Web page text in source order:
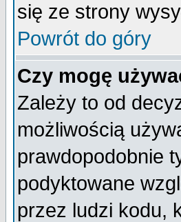
się ze strony
Powrót do góry
Czy mogę
Zależy to od
możliwością
prawdopodobnie
podyktowane
przez ludzi kodu,